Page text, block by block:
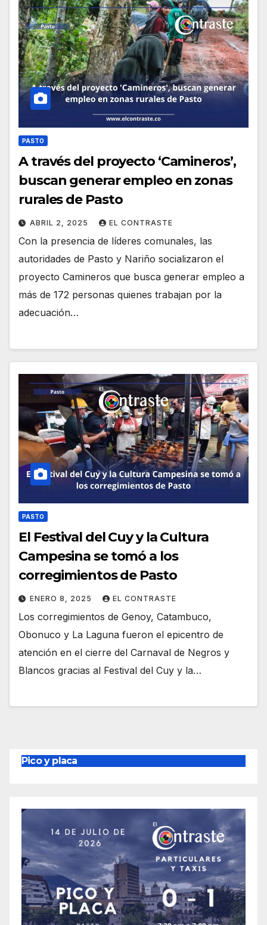
PASTO
A través del proyecto ‘Camineros’,
buscan generar empleo en zonas
rurales de Pasto
ABRIL 2, 2025 EL CONTRASTE
Con la presencia de líderes comunales, las
autoridades de Pasto y Nariño socializaron el
proyecto Camineros que busca generar empleo a
más de 172 personas quienes trabajan por la
adecuación…
PASTO
El Festival del Cuy y la Cultura
Campesina se tomó a los
corregimientos de Pasto
ENERO 8, 2025 EL CONTRASTE
Los corregimientos de Genoy, Catambuco,
Obonuco y La Laguna fueron el epicentro de
atención en el cierre del Carnaval de Negros y
Blancos gracias al Festival del Cuy y la…
Pico y placa